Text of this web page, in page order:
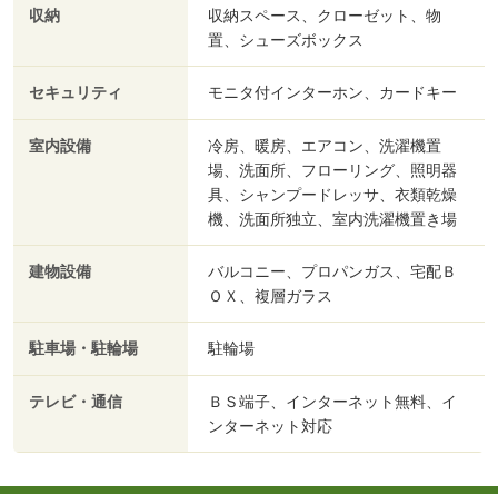
収納
収納スペース、クローゼット、物
置、シューズボックス
セキュリティ モニタ付インターホン、カードキー
室内設備
冷房、暖房、エアコン、洗濯機置
場、洗面所、フローリング、照明器
具、シャンプードレッサ、衣類乾燥
機、洗面所独立、室内洗濯機置き場
建物設備
バルコニー、プロパンガス、宅配Ｂ
ＯＸ、複層ガラス
駐車場・駐輪場 駐輪場
テレビ・通信
ＢＳ端子、インターネット無料、イ
ンターネット対応